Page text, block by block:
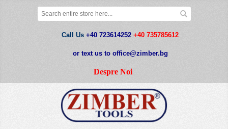
Call Us +40 723614252 +40 735785612
or text us to office@zimber.bg
Despre Noi